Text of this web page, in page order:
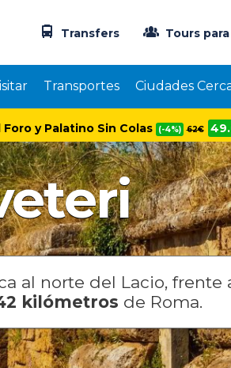
y Palatino Sin Colas (-4%) 62€
Tours
Transfers
Transportes Ciudades
al norte del Lacio, frente
kilómetros de Roma.